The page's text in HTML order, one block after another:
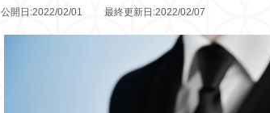
公開日:2022/02/01 最終更新日:2022/02/07